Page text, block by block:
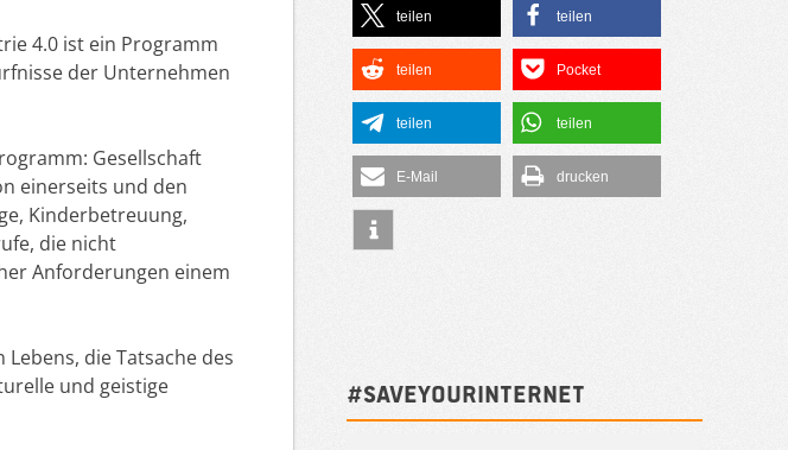
4.0 ist ein Programm
der Unternehmen
Gesellschaft
einerseits und den
Kinderbetreuung,
die nicht
Anforderungen einem
die Tatsache des
und geistige
teilen teilen
teilen Pocket
teilen teilen
E-Mail drucken
#SAVEYOURINTERNET